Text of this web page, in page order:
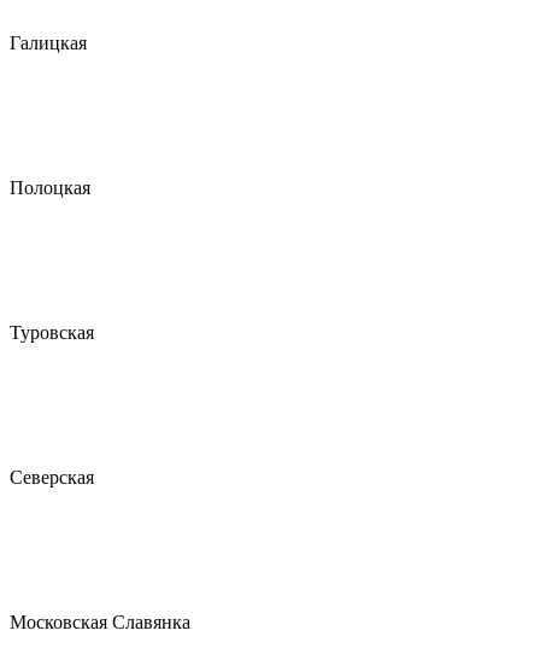
Галицкая
Полоцкая
Туровская
Северская
Московская Славянка